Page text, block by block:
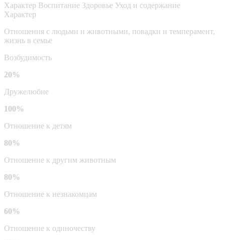
Характер Воспитание Здоровье Уход и содержание
Характер
Отношения с людьми и животными, повадки и темперамент,
жизнь в семье
Возбудимость
20%
Дружелюбие
100%
Отношение к детям
80%
Отношение к другим животным
80%
Отношение к незнакомцам
60%
Отношение к одиночеству